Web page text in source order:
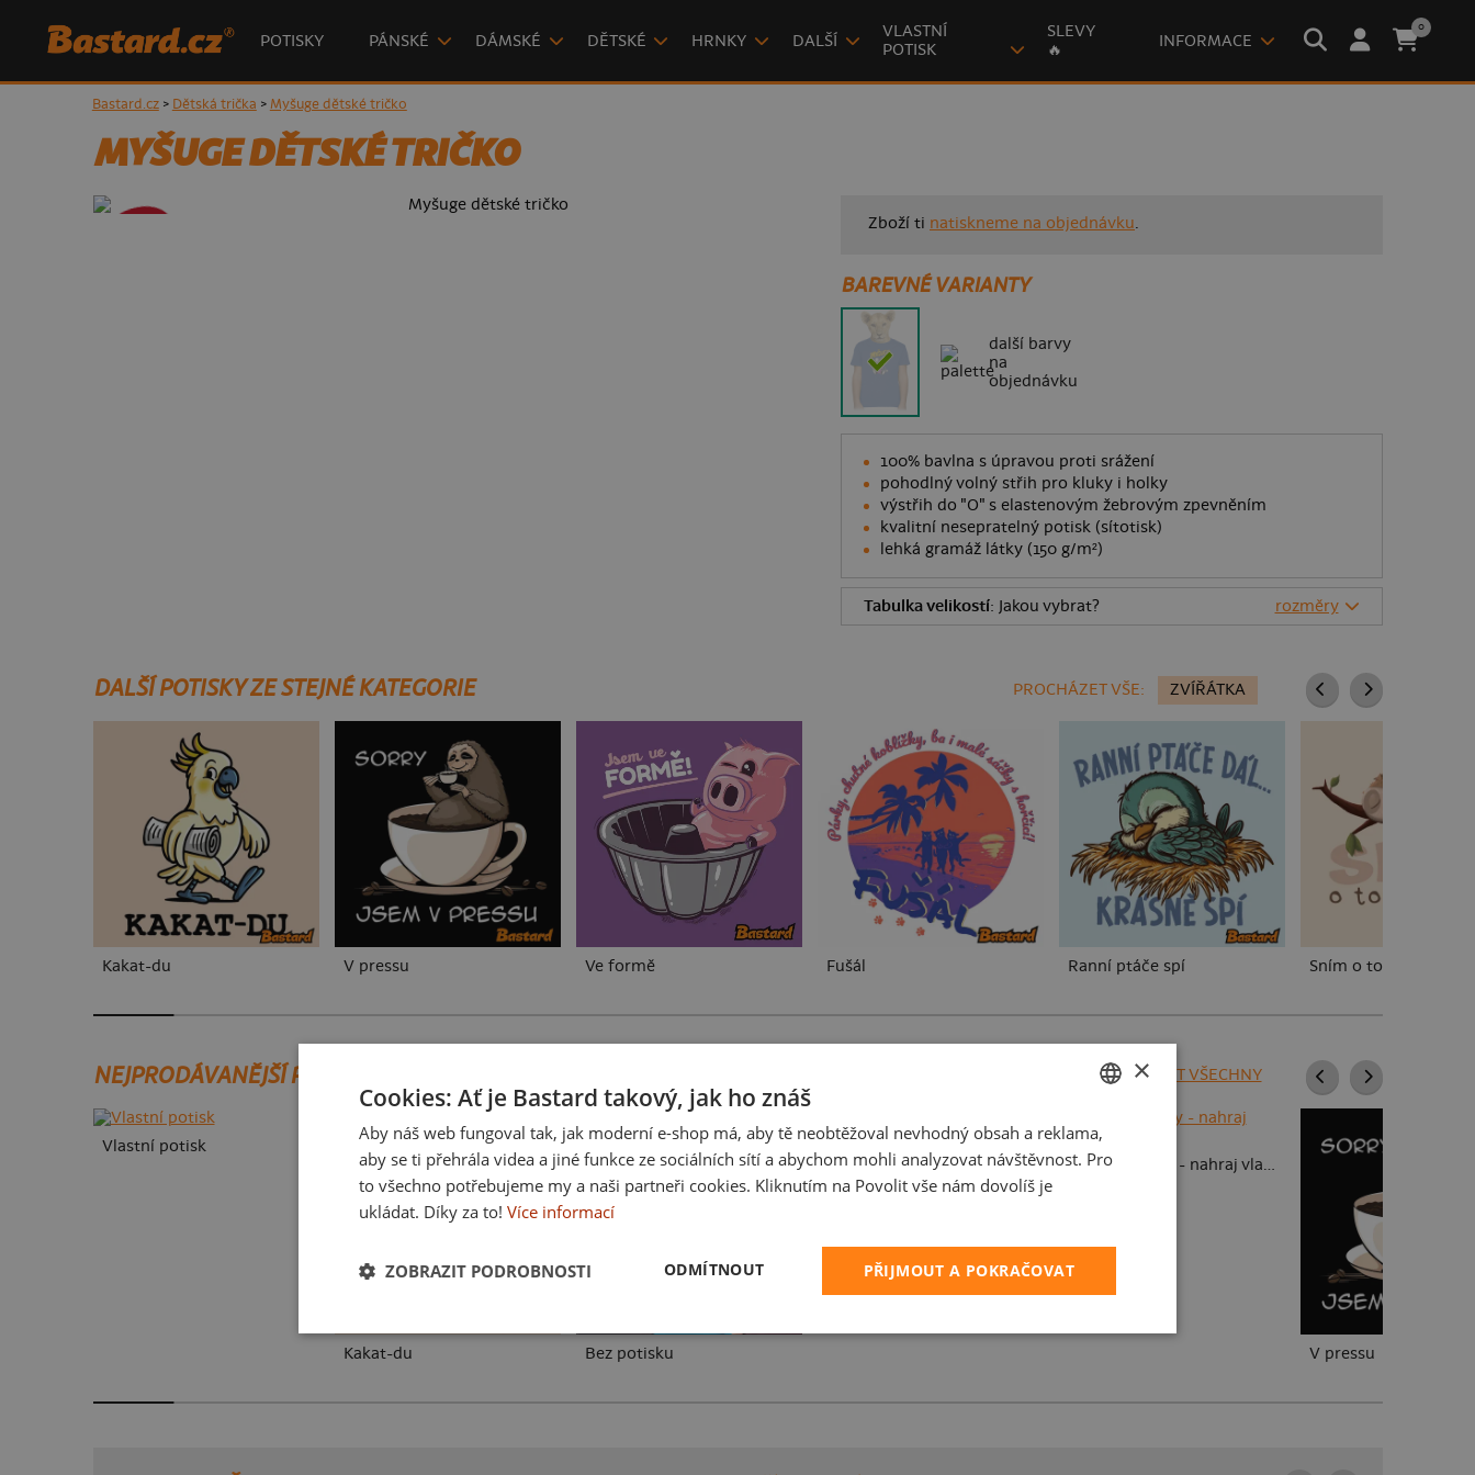
POTISKY PÁNSKÉ DÁMSKÉ DĚTSKÉ HRNKY DALŠÍ
VLASTNÍ
POTISK
SLEVY
🔥
INFORMACE
0
Bastard.cz> Dětská trička > Myšuge dětské tričko
MYŠUGE DĚTSKÉ TRIČKO
Zboží ti natiskneme na objednávku.
BAREVNÉ VARIANTY
další barvy
na
objednávku
100% bavlna s úpravou proti srážení
pohodlný volný střih pro kluky i holky
výstřih do "O" s elastenovým žebrovým zpevněním
kvalitní nesepratelný potisk (sítotisk)
lehká gramáž látky (150 g/m²)
Tabulka velikostí: Jakou vybrat? rozměry
DALŠÍ POTISKY ZE STEJNÉ KATEGORIE PROCHÁZET VŠE: ZVÍŘÁTKA
Kakat-du V pressu Ve formě Fušál Ranní ptáče spí Sním o tom, co sním
NEJPRODÁVANĚJŠÍ POTISKY ZOBRAZIT VŠECHNY
Vlastní potisk
Kakat-du Bez potisku
Karikatura z vlastní fotky
Dětské kresby - nahraj vlastní
V pressu
CZECH
SLOVAK
×
Cookies: Ať je Bastard takový, jak ho znáš
Aby náš web fungoval tak, jak moderní e-shop má, aby tě neobtěžoval nevhodný obsah a reklama,
aby se ti přehrála videa a jiné funkce ze sociálních sítí a abychom mohli analyzovat návštěvnost. Pro
to všechno potřebujeme my a naši partneři cookies. Kliknutím na Povolit vše nám dovolíš je
ukládat. Díky za to! Více informací
PŘIJMOUT A POKRAČOVAT
ODMÍTNOUT
ZOBRAZIT PODROBNOSTI